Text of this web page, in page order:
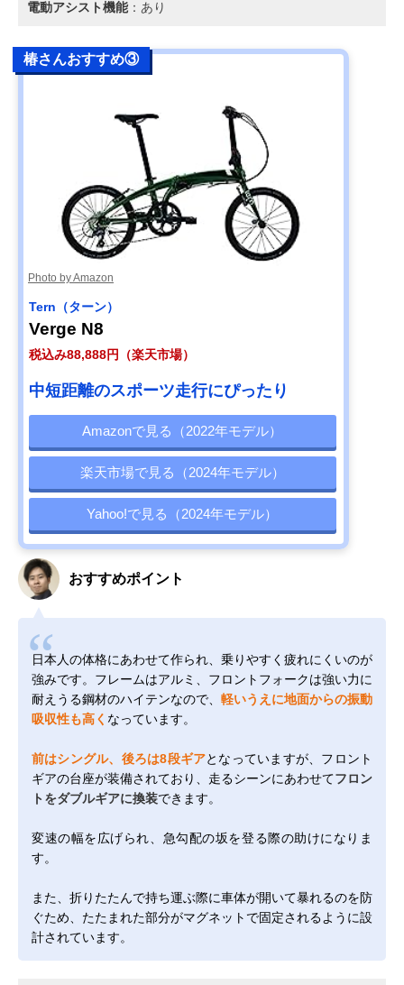
電動アシスト機能：あり
椿さんおすすめ③
Photo by Amazon
Tern（ターン）
Verge N8
税込み88,888円（楽天市場）
中短距離のスポーツ走行にぴったり
Amazonで見る（2022年モデル）
楽天市場で見る（2024年モデル）
Yahoo!で見る（2024年モデル）
おすすめポイント
日本人の体格にあわせて作られ、乗りやすく疲れにくいのが
強みです。フレームはアルミ、フロントフォークは強い力に
耐えうる鋼材のハイテンなので、 軽いうえに地面からの振動
吸収性も高く なっています。
前はシングル、後ろは8段ギアとなっていますが、フロント
ギアの台座が装備されており、走るシーンにあわせてフロン
トをダブルギアに換装できます。
変速の幅を広げられ、急勾配の坂を登る際の助けになりま
す。
また、折りたたんで持ち運ぶ際に車体が開いて暴れるのを防
ぐため、たたまれた部分がマグネットで固定されるように設
計されています。